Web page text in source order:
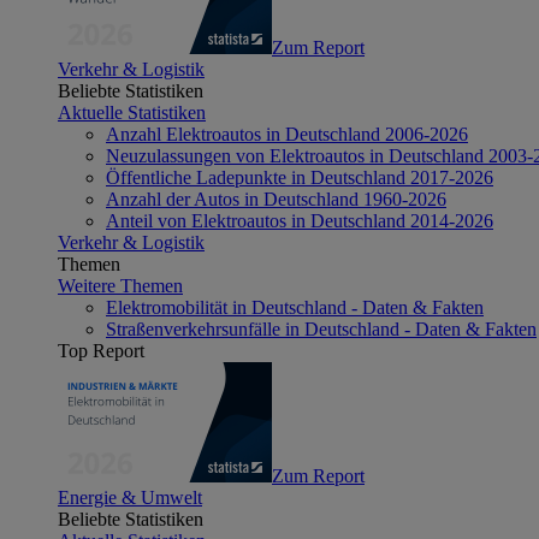
Zum Report
Verkehr & Logistik
Beliebte Statistiken
Aktuelle Statistiken
Anzahl Elektroautos in Deutschland 2006-2026
Neuzulassungen von Elektroautos in Deutschland 2003-
Öffentliche Ladepunkte in Deutschland 2017-2026
Anzahl der Autos in Deutschland 1960-2026
Anteil von Elektroautos in Deutschland 2014-2026
Verkehr & Logistik
Themen
Weitere Themen
Elektromobilität in Deutschland - Daten & Fakten
Straßenverkehrsunfälle in Deutschland - Daten & Fakten
Top Report
Zum Report
Energie & Umwelt
Beliebte Statistiken